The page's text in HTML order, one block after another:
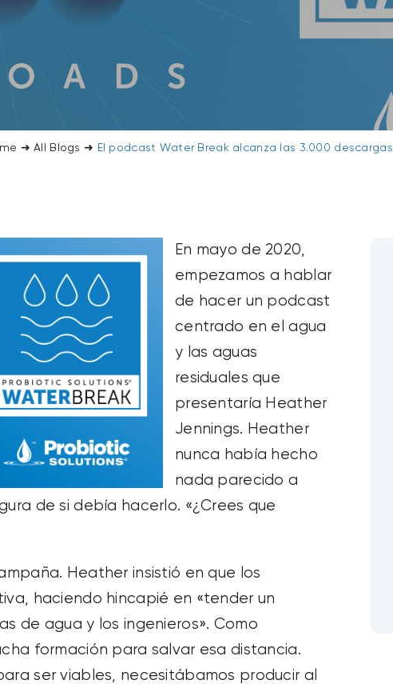
➜All Blogs ➜ El podcast Water Break alcanza las 3.000 descargas
En mayo de 2020,
empezamos a hablar
de hacer un podcast
centrado en el agua
y las aguas
residuales que
presentaría Heather
Jennings. Heather
nunca había hecho
nada parecido a
de si debía hacerlo. «¿Crees que
Heather insistió en que los
haciendo hincapié en «tender un
de agua y los ingenieros». Como
formación para salvar esa distancia.
ser viables, necesitábamos producir al